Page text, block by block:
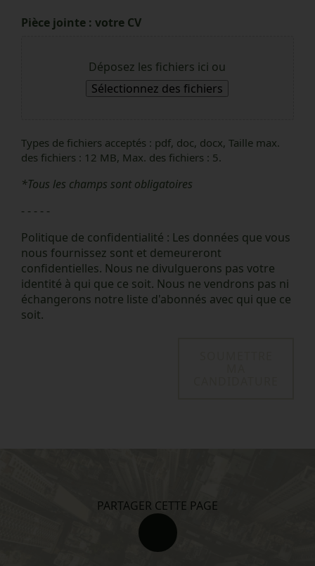
Pièce jointe : votre CV
Déposez les fichiers ici ou
Sélectionnez des fichiers
Types de fichiers acceptés : pdf, doc, docx, Taille max.
des fichiers : 12 MB, Max. des fichiers : 5.
*Tous les champs sont obligatoires
- - - - -
Politique de confidentialité : Les données que vous
nous fournissez sont et demeureront
confidentielles. Nous ne divulguerons pas votre
identité à qui que ce soit. Nous ne vendrons pas ni
échangerons notre liste d'abonnés avec qui que ce
soit.
PARTAGER CETTE PAGE